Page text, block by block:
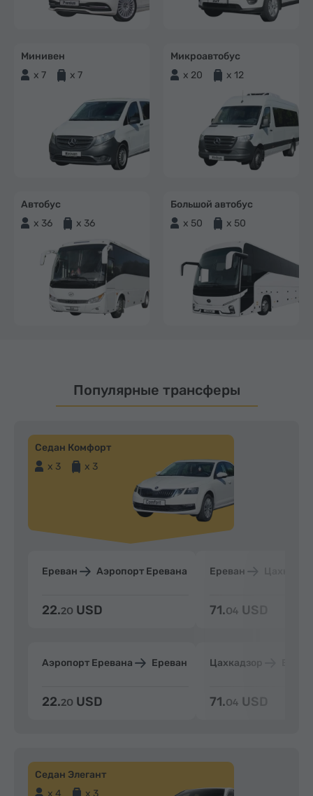
Минивен
x 7
x 7
Микроавтобус
x 20
x 12
Автобус
x 36
x 36
Большой автобус
x 50
x 50
Популярные трансферы
Седан Комфорт
x 3
x 3
Ереван Аэропорт Еревана
22.20 USD
Аэропорт Еревана Ереван
22.20 USD
Ереван
71.04 USD
Цахкадзор
71.04 USD
Седан Элегант
x 4
x 3